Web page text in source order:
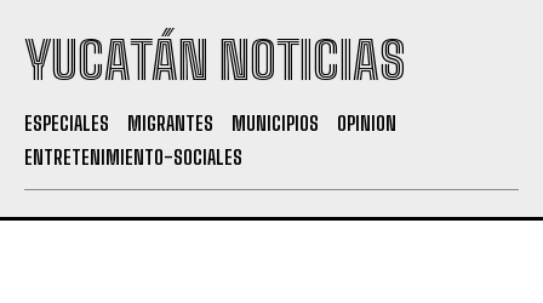
YUCATÁN NOTICIAS
ESPECIALES MIGRANTES MUNICIPIOS
OPINION
ENTRETENIMIENTO-SOCIALES